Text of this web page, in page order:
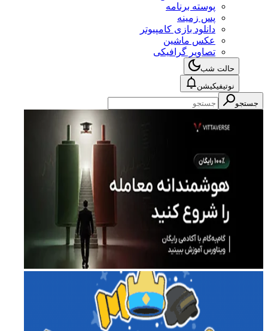
پوسته برنامه
پس زمینه
دانلود بازی کامپیوتر
عکس ماشین
تصاویر گرافیکی
حالت شب
نوتیفیکیشن
جستجو